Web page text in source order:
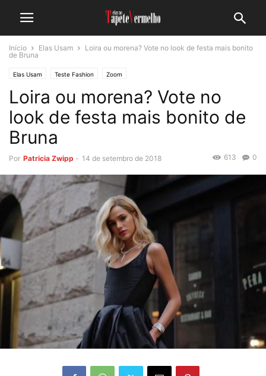
Início Elas Usam
Loira ou morena? Vote no look de festa mais bonito
de Bruna
Elas Usam Teste Fashion Zoom
Loira ou morena? Vote no
look de festa mais bonito de
Bruna
Por Patricia Zwipp - 14 de setembro de 2018 0
613